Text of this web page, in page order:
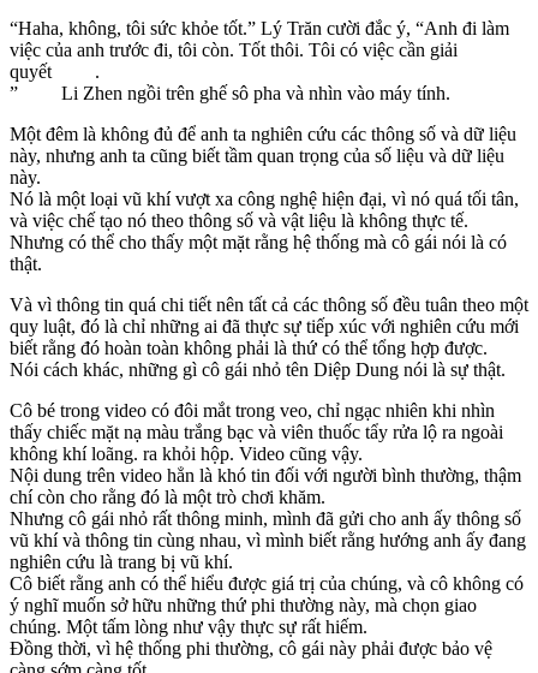
“Haha, không, tôi sức khỏe tốt.” Lý Trăn cười đắc ý, “Anh đi làm
việc của anh trước đi, tôi còn. Tốt thôi. Tôi có việc cần giải
quyết .
” Li Zhen ngồi trên ghế sô pha và nhìn vào máy tính.
Một đêm là không đủ để anh ta nghiên cứu các thông số và dữ liệu
này, nhưng anh ta cũng biết tầm quan trọng của số liệu và dữ liệu
này.
Nó là một loại vũ khí vượt xa công nghệ hiện đại, vì nó quá tối tân,
và việc chế tạo nó theo thông số và vật liệu là không thực tế.
Nhưng có thể cho thấy một mặt rằng hệ thống mà cô gái nói là có
thật.
Và vì thông tin quá chi tiết nên tất cả các thông số đều tuân theo một
quy luật, đó là chỉ những ai đã thực sự tiếp xúc với nghiên cứu mới
biết rằng đó hoàn toàn không phải là thứ có thể tổng hợp được.
Nói cách khác, những gì cô gái nhỏ tên Diệp Dung nói là sự thật.
Cô bé trong video có đôi mắt trong veo, chỉ ngạc nhiên khi nhìn
thấy chiếc mặt nạ màu trắng bạc và viên thuốc tẩy rửa lộ ra ngoài
không khí loãng. ra khỏi hộp. Video cũng vậy.
Nội dung trên video hẳn là khó tin đối với người bình thường, thậm
chí còn cho rằng đó là một trò chơi khăm.
Nhưng cô gái nhỏ rất thông minh, mình đã gửi cho anh ấy thông số
vũ khí và thông tin cùng nhau, vì mình biết rằng hướng anh ấy đang
nghiên cứu là trang bị vũ khí.
Cô biết rằng anh có thể hiểu được giá trị của chúng, và cô không có
ý nghĩ muốn sở hữu những thứ phi thường này, mà chọn giao
chúng. Một tấm lòng như vậy thực sự rất hiếm.
Đồng thời, vì hệ thống phi thường, cô gái này phải được bảo vệ